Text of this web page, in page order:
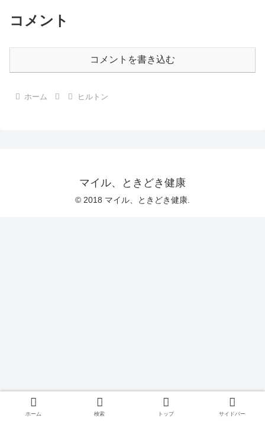
コメント
コメントを書き込む
ホーム ヒルトン
マイル、ときどき健康
© 2018 マイル、ときどき健康.
ホーム 検索 トップ サイドバー